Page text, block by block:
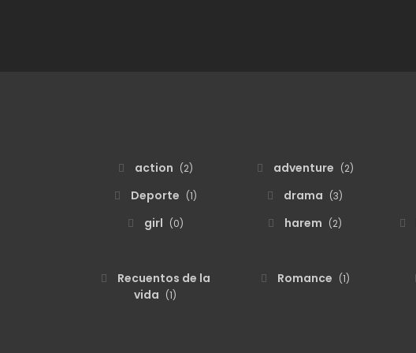
action (2) adventure (2)
Deporte (1) drama (3)
girl (0) harem (2)
Recuentos de la
vida (1)
Romance (1)